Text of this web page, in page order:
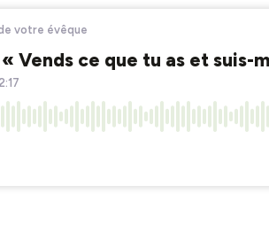
votre évêque
Vends ce que tu as et suis-